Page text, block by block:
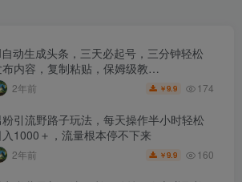
动生成头条，三天必起号，三分钟轻松
布内容，复制粘贴，保姆级教…
2年前 ￥9.9 174
粉引流野路子玩法，每天操作半小时轻松
入1000＋，流量根本停不下来
2年前 ￥9.9 160